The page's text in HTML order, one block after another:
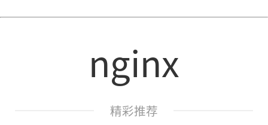
nginx
精彩推荐